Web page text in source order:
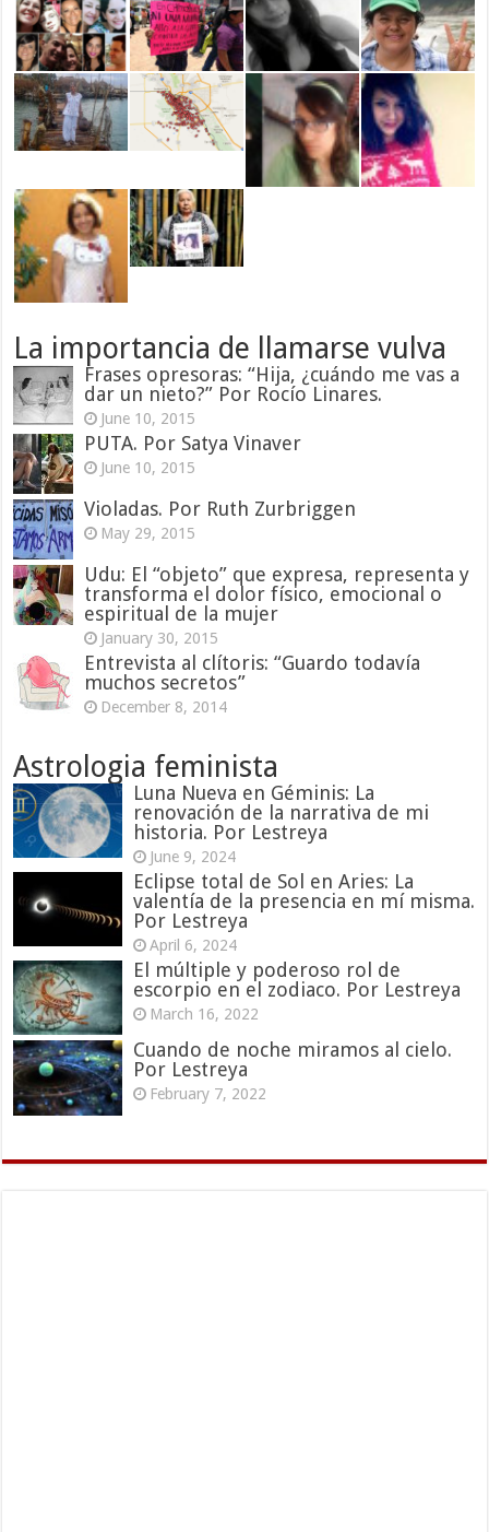
La importancia de llamarse vulva
Frases opresoras: “Hija, ¿cuándo me vas a
dar un nieto?” Por Rocío Linares.
June 10, 2015
PUTA. Por Satya Vinaver
June 10, 2015
Violadas. Por Ruth Zurbriggen
May 29, 2015
Udu: El “objeto” que expresa, representa y
transforma el dolor físico, emocional o
espiritual de la mujer
January 30, 2015
Entrevista al clítoris: “Guardo todavía
muchos secretos”
December 8, 2014
Astrologia feminista
Luna Nueva en Géminis: La
renovación de la narrativa de mi
historia. Por Lestreya
June 9, 2024
Eclipse total de Sol en Aries: La
valentía de la presencia en mí misma.
Por Lestreya
April 6, 2024
El múltiple y poderoso rol de
escorpio en el zodiaco. Por Lestreya
March 16, 2022
Cuando de noche miramos al cielo.
Por Lestreya
February 7, 2022